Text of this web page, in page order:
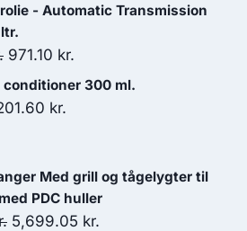
- Automatic Transmission
Den
oprindelige
pris
971.10 kr.
aktuelle
conditioner 300 ml.
224.00 kr..
kr.
er:
201.60 kr..
Med grill og tågelygter til
PDC huller
Den
5,699.05 kr.